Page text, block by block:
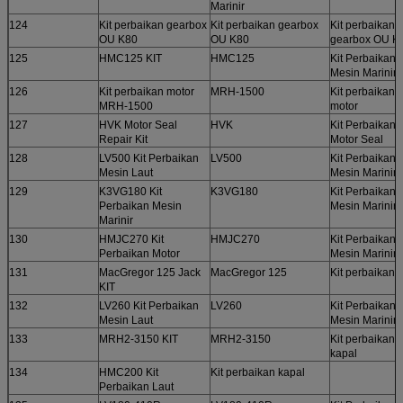
Marinir
124
Kit perbaikan gearbox
OU K80
Kit perbaikan gearbox
OU K80
Kit perbaikan
gearbox OU
125
HMC125 KIT HMC125
Kit Perbaikan
Mesin Marinir
126
Kit perbaikan motor
MRH-1500
MRH-1500
Kit perbaikan
motor
127
HVK Motor Seal
Repair Kit
HVK
Kit Perbaikan
Motor Seal
128
LV500 Kit Perbaikan
Mesin Laut
LV500
Kit Perbaikan
Mesin Marinir
129
K3VG180 Kit
Perbaikan Mesin
Marinir
K3VG180
Kit Perbaikan
Mesin Marinir
130
HMJC270 Kit
Perbaikan Motor
HMJC270
Kit Perbaikan
Mesin Marinir
131
MacGregor 125 Jack
KIT
MacGregor 125 Kit perbaikan
132
LV260 Kit Perbaikan
Mesin Laut
LV260
Kit Perbaikan
Mesin Marinir
133
MRH2-3150 KIT MRH2-3150
Kit perbaikan
kapal
134
HMC200 Kit
Perbaikan Laut
Kit perbaikan kapal